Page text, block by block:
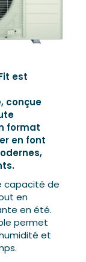
est
conçue
format
en font
capacité de
en
en été.
permet
et